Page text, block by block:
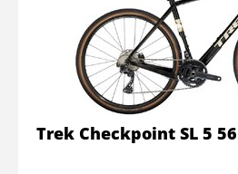
Trek Checkpoint SL 5